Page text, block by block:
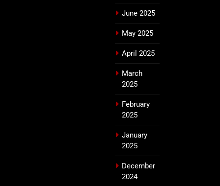
June 2025
May 2025
April 2025
March
2025
February
2025
January
2025
December
2024